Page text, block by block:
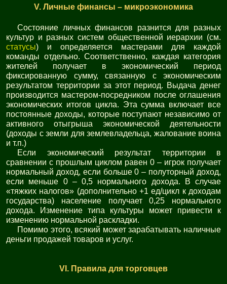
V. Личные финансы – микроэкономика
Состояние личных финансов разнится для разных
культур и разных систем общественной иерархии (см.
статусы) и определяется мастерами для каждой
команды отдельно. Соответственно, каждая категория
жителей получает в экономический период
фиксированную сумму, связанную с экономическим
результатом территории за этот период. Выдача денег
производится мастером-посредником после оглашения
экономических итогов цикла. Эта сумма включает все
постоянные доходы, которые поступают независимо от
активного отыгрыша экономической деятельности
(доходы с земли для землевладельца, жалование воина
и т.п.)
Если экономический результат территории в
сравнении с прошлым циклом равен 0 – игрок получает
нормальный доход, если больше 0 – полуторный доход,
если меньше 0 – 0,5 нормального дохода. В случае
«тяжких налогов» (дополнительно +1 ед/цикл к доходам
государства) население получает 0,25 нормального
дохода. Изменение типа культуры может привести к
изменению нормальной раскладки.
Помимо этого, всякий может зарабатывать наличные
деньги продажей товаров и услуг.
VI. Правила для торговцев